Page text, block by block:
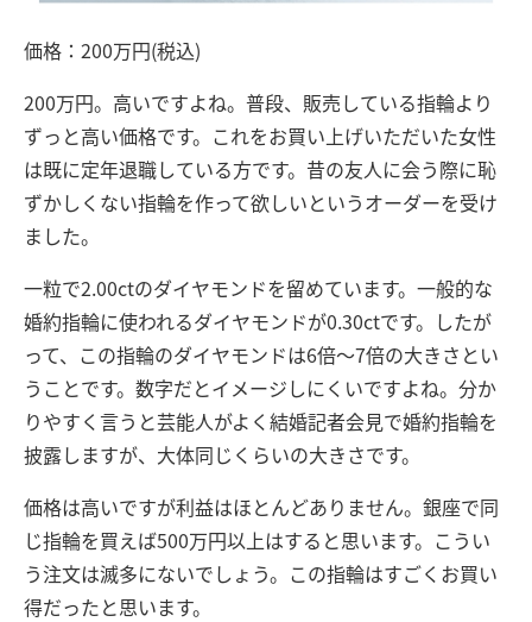
価格：200万円(税込)
200万円。高いですよね。普段、販売している指輪より
ずっと高い価格です。これをお買い上げいただいた女性
は既に定年退職している方です。昔の友人に会う際に恥
ずかしくない指輪を作って欲しいというオーダーを受け
ました。
一粒で2.00ctのダイヤモンドを留めています。一般的な
婚約指輪に使われるダイヤモンドが0.30ctです。したが
って、この指輪のダイヤモンドは6倍～7倍の大きさとい
うことです。数字だとイメージしにくいですよね。分か
りやすく言うと芸能人がよく結婚記者会見で婚約指輪を
披露しますが、大体同じくらいの大きさです。
価格は高いですが利益はほとんどありません。銀座で同
じ指輪を買えば500万円以上はすると思います。こうい
う注文は滅多にないでしょう。この指輪はすごくお買い
得だったと思います。